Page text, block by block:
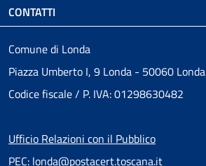
CONTATTI
Comune di Londa
Piazza Umberto I, 9 Londa - 50060 Londa
Codice fiscale / P. IVA: 01298630482
Ufficio Relazioni con il Pubblico
PEC: londa@postacert.toscana.it